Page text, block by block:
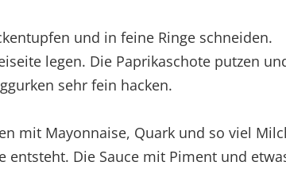
und in feine Ringe schneiden.
legen. Die Paprikaschote putzen
sehr fein hacken.
mit Mayonnaise, Quark und so viel
entsteht. Die Sauce mit Piment und